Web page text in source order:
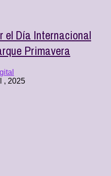
el Día Internacional
Primavera
, 2025